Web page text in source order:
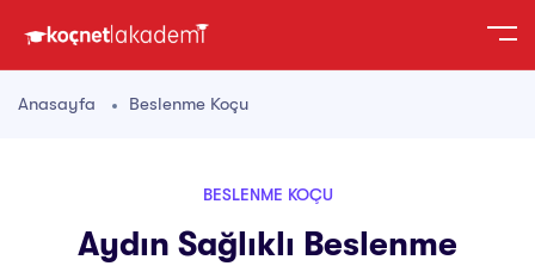
Anasayfa Beslenme Koçu
BESLENME KOÇU
Aydın Sağlıklı Beslenme